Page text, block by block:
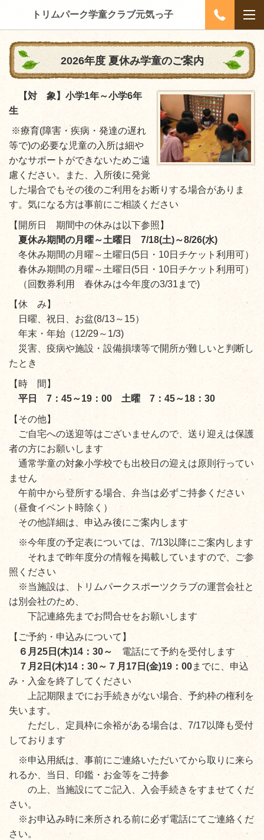
トリムパーク学童クラブ元気っ子
2026年度 夏休み学童のご案内
【対 象】小学1年～小学6年
生
※療育(障害・疾病・発達の遅れ
等で)の必要な児童の入所は細や
かなサポートができないためご遠
慮ください。
また、入所後に発覚
した場合でもその後のご利用をお断りする場合がありま
す。気になる方は事前にご相談ください
【開所日 期間中の休みは以下参照 】
夏休み期間の月曜～土曜日 7/18(土)～8/26(水)
冬休み期間の月曜～土曜日(5日・10日チケット利用可）
春休み期間の月曜～土曜日 (5日・10日チケット利用可）
（回数券利用 春休みは今年度の3/31まで)
【休 み】
日曜、祝日、お盆(8/13～15）
年末・年始（12/29～1/3)
災害、疫病や施設・設備損壊等で開所が難しいと 判断し
たとき
【時 間】
平日 7：45～19：00 土曜 7：45～18：30
【その他】
ご自宅への送迎等はございませんので、送り迎えは保護
者の方にお願いします
通常学童の対象小学校でも出校日の迎えは原則行ってい
ません
午前中から登所する場合、 弁当は必ずご持参ください
（昼食イベント時除く）
その他詳細は、申込み後にご案内します
※今年度の予定表については、7/13以降にご案内します
それまで昨年度分の情報を掲載していますので、ご参
照ください
※当施設は、トリムパークスポーツクラブの運営会社と
は別会社のため、
下記連絡先までお問合せをお願いします
【ご予約・申込みについて】
６月25日(木)14：30～
電話にて予約を受付します
７月2日(木)14：30～７月17日(金)19：00までに、申込
み・入金を終了してください
上記期限までにお手続きがない場合、予約枠の権利を
失います。
ただし、定員枠に余裕がある場合は、7/17以降も受付
しております
※申込用紙は、事前にご連絡いただいてから取りに来ら
れるか、 当日、印鑑・お金等をご持参
の上、当施設にてご記入、入会手続きをすませてくだ
さい。
※お申込み時に来所される前に必ず電話にてご連絡くだ
さい。